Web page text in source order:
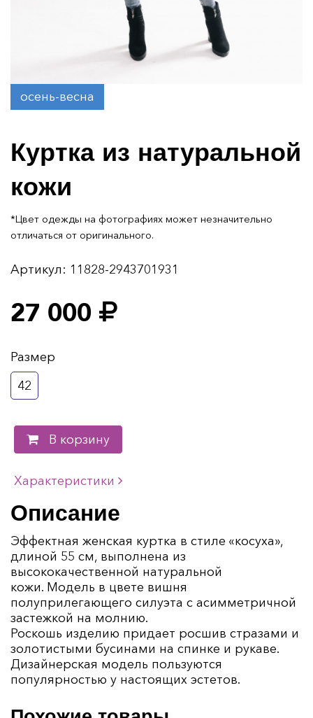
осень-весна
Куртка из натуральной
кожи
*Цвет одежды на фотографиях может незначительно
отличаться от оригинального.
Артикул: 11828-2943701931
27 000
Размер
42
В корзину
Характеристики
Описание
Эффектная женская куртка в стиле «косуха»,
длиной 55 см, выполнена из
высококачественной натуральной
кожи. Модель в цвете вишня
полуприлегающего силуэта с асимметричной
застежкой на молнию.
Роскошь изделию придает росшив стразами и
золотистыми бусинами на спинке и рукаве.
Дизайнерская модель пользуются
популярностью у настоящих эстетов.